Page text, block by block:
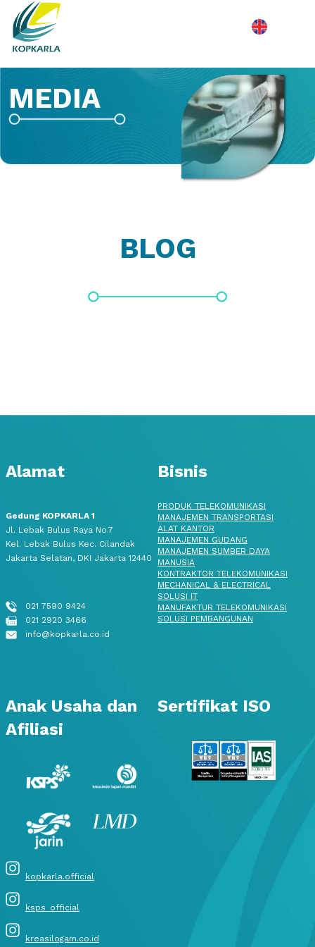
MEDIA
BLOG
Alamat
Gedung KOPKARLA 1
Jl. Lebak Bulus Raya No.7
Kel. Lebak Bulus Kec. Cilandak
Jakarta Selatan, DKI Jakarta 12440
021 7590 9424
021 2920 3466
info@kopkarla.co.id
Bisnis
PRODUK TELEKOMUNIKASI
MANAJEMEN TRANSPORTASI
ALAT KANTOR
MANAJEMEN GUDANG
MANAJEMEN SUMBER DAYA
MANUSIA
KONTRAKTOR TELEKOMUNIKASI
MECHANICAL & ELECTRICAL
SOLUSI IT
MANUFAKTUR TELEKOMUNIKASI
SOLUSI PEMBANGUNAN
Anak Usaha dan
Afiliasi
Sertifikat ISO
kopkarla.official
ksps_official
kreasilogam.co.id